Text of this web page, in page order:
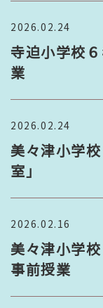
2026.02.24
寺迫小学校
業
2026.02.24
美々津小学
室」
2026.02.16
美々津小学
事前授業